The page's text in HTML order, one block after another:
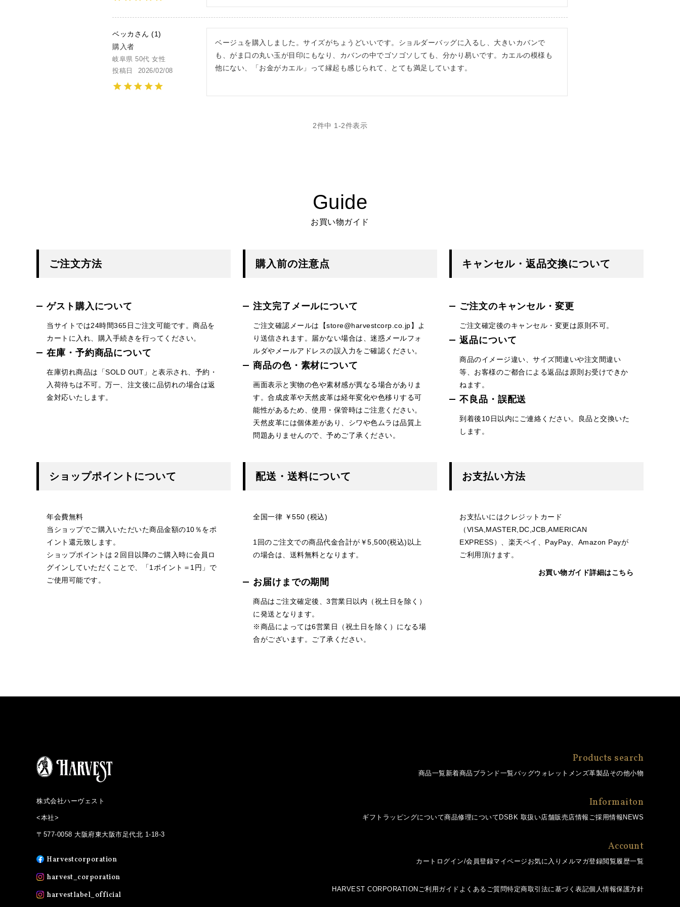
ベッカ
1
購入者
岐阜県 50代 女性
投稿日
2026/02/08
ベージュを購入しました。サイズがちょうどいいです。ショルダーバッグに入るし、大きいカバンで
も、がま口の丸い玉が目印にもなり、カバンの中でゴソゴソしても、分かり易いです。カエルの模様も
他にない、「お金がカエル」って縁起も感じられて、とても満足しています。
2件中 1 -2件表示
Guide
お買い物ガイド
ご注文方法
ゲスト購入について
当サイトでは24時間365日ご注文可能です。商品を
カートに入れ、購入手続きを行ってください。
在庫・予約商品について
在庫切れ商品は「SOLD OUT」と表示され、予約・
入荷待ちは不可。万一、注文後に品切れの場合は返
金対応いたします。
購入前の注意点
注文完了メールについて
ご注文確認メールは【store@harvestcorp.co.jp】よ
り送信されます。届かない場合は、迷惑メールフォ
ルダやメールアドレスの誤入力をご確認ください。
商品の色・素材について
画面表示と実物の色や素材感が異なる場合がありま
す。合成皮革や天然皮革は経年変化や色移りする可
能性があるため、使用・保管時はご注意ください。
天然皮革には個体差があり、シワや色ムラは品質上
問題ありませんので、予めご了承ください。
キャンセル・返品交換について
ご注文のキャンセル・変更
ご注文確定後のキャンセル・変更は原則不可。
返品について
商品のイメージ違い、サイズ間違いや注文間違い
等、お客様のご都合による返品は原則お受けできか
ねます。
不良品・誤配送
到着後10日以内にご連絡ください。良品と交換いた
します。
ショップポイントについて
年会費無料
当ショップでご購入いただいた商品金額の10％をポ
イント還元致します。
ショップポイントは２回目以降のご購入時に会員ロ
グインしていただくことで、「1ポイント＝1円」で
ご使用可能です。
配送・送料について
全国一律 ￥550 (税込)
1回のご注文での商品代金合計が￥5,500(税込)以上
の場合は、送料無料となります。
お届けまでの期間
商品はご注文確定後、3営業日以内（祝土日を除く）
に発送となります。
※商品によっては6営業日（祝土日を除く）になる場
合がございます。ご了承ください。
お支払い方法
お支払いにはクレジットカード
（VISA,MASTER,DC,JCB,AMERICAN
EXPRESS）、楽天ペイ、PayPay、Amazon Payが
ご利用頂けます。
お買い物ガイド詳細はこちら
株式会社ハーヴェスト
<本社>
〒577-0058 大阪府東大阪市足代北 1-18-3
Harvestcorporation
harvest_corporation
harvestlabel_official
Products search
商品一覧 新着商品 ブランド一覧バッグウォレット メンズ革製品 その他小物
Informaiton
ギフトラッピングについて商品修理について DSBK 取扱い店舗販売店情報 ご採用情報 NEWS
Account
カート ログイン/会員登録マイページ お気に入り メルマガ登録閲覧履歴一覧
HARVEST CORPORATION ご利用ガイド よくあるご質問特定商取引法に基づく表記個人情報保護方針